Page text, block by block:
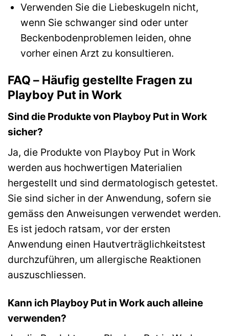
Verwenden Sie die Liebeskugeln nicht,
wenn Sie schwanger sind oder unter
Beckenbodenproblemen leiden, ohne
vorher einen Arzt zu konsultieren.
FAQ – Häufig gestellte Fragen zu
Playboy Put in Work
Sind die Produkte von Playboy Put in Work
sicher?
Ja, die Produkte von Playboy Put in Work
werden aus hochwertigen Materialien
hergestellt und sind dermatologisch getestet.
Sie sind sicher in der Anwendung, sofern sie
gemäss den Anweisungen verwendet werden.
Es ist jedoch ratsam, vor der ersten
Anwendung einen Hautverträglichkeitstest
durchzuführen, um allergische Reaktionen
auszuschliessen.
Kann ich Playboy Put in Work auch alleine
verwenden?